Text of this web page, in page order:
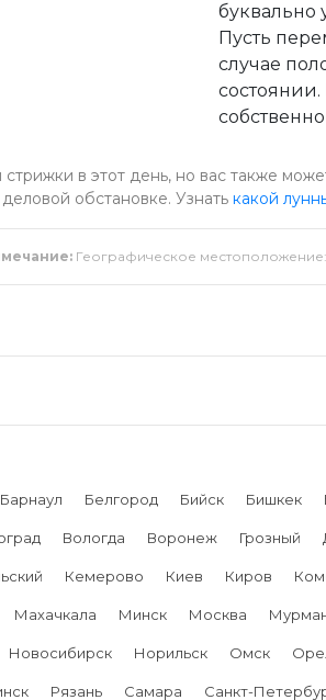
буквально
Пусть
случае
состоянии.
в этот день, но вас также
обстановке. Узнать какой
Географическое
Барнаул Белгород Бийск Бишкек
Вологда Воронеж Грозный
Кемерово Киев Киров
Махачкала Минск Москва
Новосибирск Норильск Омск
Рязань Самара Санкт-